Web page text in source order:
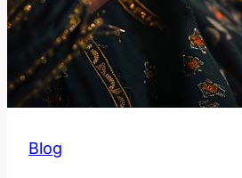
Blog